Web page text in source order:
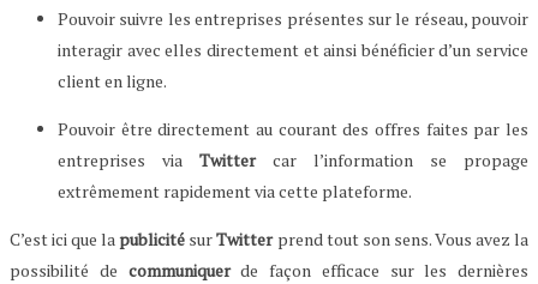
Pouvoir suivre les entreprises présentes sur le réseau, pouvoir
interagir avec elles directement et ainsi bénéficier d’un service
client en ligne.
Pouvoir être directement au courant des offres faites par les
entreprises via Twittercar l’information se propage
extrêmement rapidement via cette plateforme.
C’est ici que lapublicité surTwitterprend tout son sens. Vous avez la
possibilité de communiquerde façon efficace sur les dernières